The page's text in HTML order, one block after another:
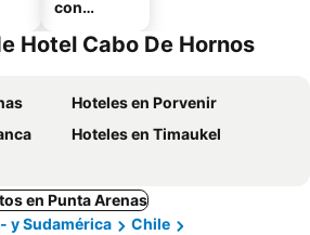
con
miento
Hotel Cabo De Hornos
Hoteles en Porvenir
Hoteles en Timaukel
en Punta Arenas
y Sudamérica
Chile